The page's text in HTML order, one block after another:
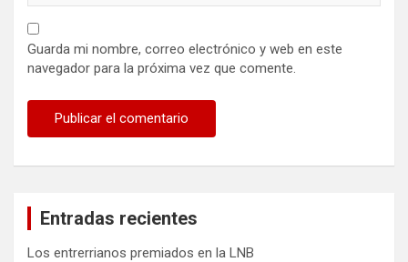
Guarda mi nombre, correo electrónico y web en este
navegador para la próxima vez que comente.
Entradas recientes
Los entrerrianos premiados en la LNB